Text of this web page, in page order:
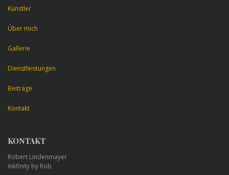
Künstler
Über mich
Gallerie
Dienstleistungen
Beiträge
Kontakt
KONTAKT
Robert Lindenmayer
Inkfinity by Rob